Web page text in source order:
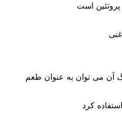
است
آن می توان به عنوان طعم
کرد